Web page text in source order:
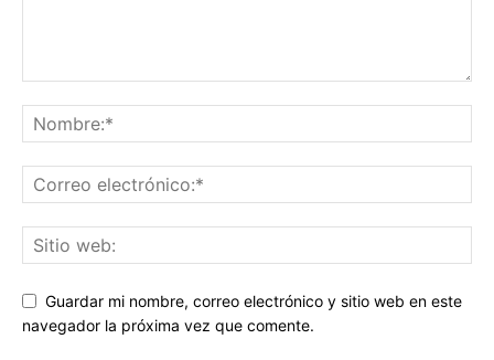
Guardar mi nombre, correo electrónico y sitio web en este
navegador la próxima vez que comente.